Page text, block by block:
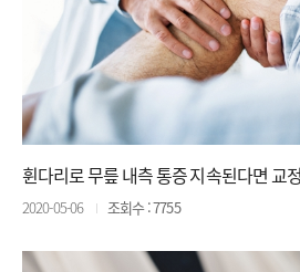
휜다리로 무릎 내측 통증 지속된다면 교
2020-05-06 조회수 : 7755